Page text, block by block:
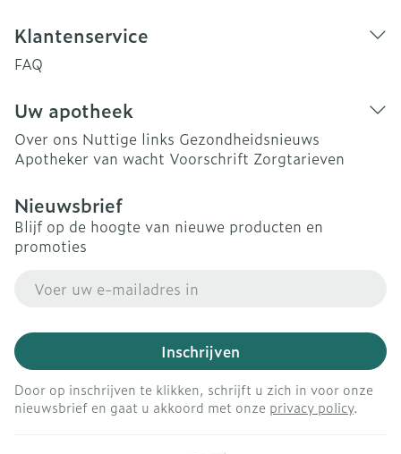
Klantenservice
FAQ
Uw apotheek
Over ons Nuttige links Gezondheidsnieuws
Apotheker van wacht Voorschrift Zorgtarieven
Nieuwsbrief
Blijf op de hoogte van nieuwe producten en
promoties
Inschrijven
Door op inschrijven te klikken, schrijft u zich in voor onze
nieuwsbrief en gaat u akkoord met onze privacy policy.